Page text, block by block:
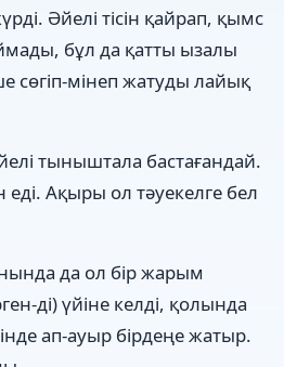
Әйелі тісін қайрап, қымс
бұл да қатты ызалы
сөгіп-мінеп жатуды лайық
тыныштала бастағандай.
Ақыры ол тәуекелге бел
да ол бір жарым
ді) үйіне келді, қолында
ап-ауыр бірдеңе жатыр.